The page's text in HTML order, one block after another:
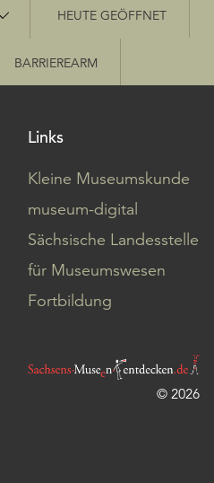
HEUTE GEÖFFNET
BARRIEREARM
Links
Kleine Museumskunde
museum-digital
Sächsische Landesstelle
für Museumswesen
Fortbildung
© 2026